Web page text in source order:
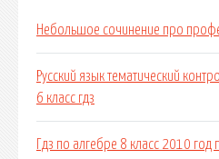
Небольшое сочинение про
Русский язык тематический
6 класс гдз
Гдз по алгебре 8 класс 2010